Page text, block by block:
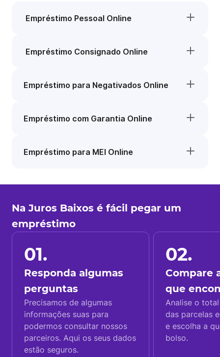
Empréstimo Pessoal Online
Empréstimo Consignado Online
Empréstimo para Negativados Online
Empréstimo com Garantia Online
Empréstimo para MEI Online
Na Juros Baixos é fácil pegar um
empréstimo
01.
Responda algumas
perguntas
Precisamos de algumas
informações suas para
podermos consultar nossos
parceiros. Aqui os seus dados
estão seguros.
02.
Compare
que
Analise o
das parcelas
e escolha a
bolso.